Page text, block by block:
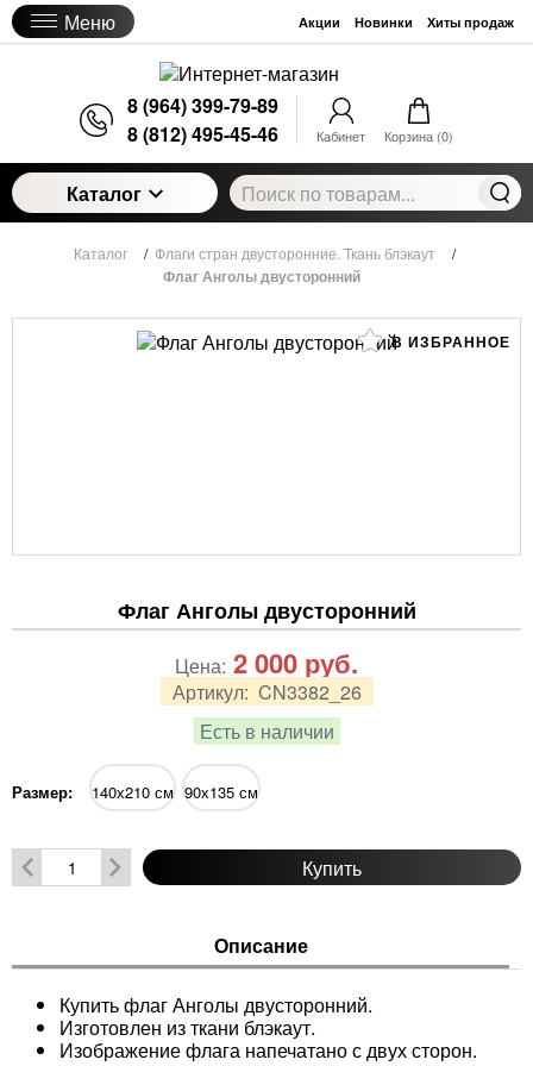
Меню Акции Новинки Хиты продаж
8 (964) 399-79-89
8 (812) 495-45-46
Кабинет Корзина (0)
Каталог
Каталог / Флаги стран двусторонние. Ткань блэкаут /
Флаг Анголы двусторонний
В ИЗБРАННОЕ
Флаг Анголы двусторонний
Артикул: CN3382_26
Есть в наличии
Цена: 2 000 руб.
Размер: 140х210 см 90х135 см
Купить
Описание
Купить флаг Анголы двусторонний.
Изготовлен из ткани блэкаут.
Изображение флага напечатано с двух сторон.